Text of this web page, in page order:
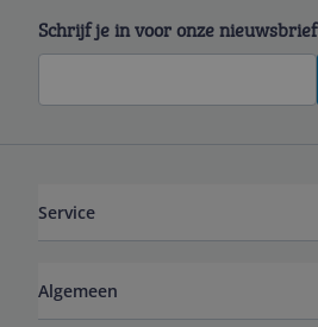
Schrijf je in voor onze nieuwsbrief
Service
Algemeen